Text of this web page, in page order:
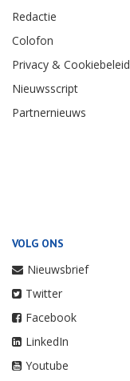
Redactie
Colofon
Privacy & Cookiebeleid
Nieuwsscript
Partnernieuws
VOLG ONS
Nieuwsbrief
Twitter
Facebook
LinkedIn
Youtube